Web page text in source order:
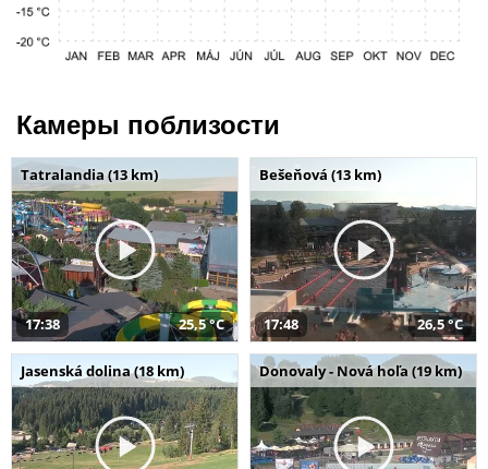
Камеры поблизости
Tatralandia (13 km)
17:38 25,5 °C
Bešeňová (13 km)
17:48 26,5 °C
Jasenská dolina (18 km) Donovaly - Nová hoľa (19 km)